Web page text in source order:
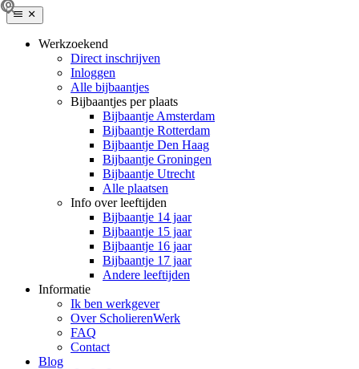
Werkzoekend
Direct inschrijven
Inloggen
Alle bijbaantjes
Bijbaantjes per plaats
Bijbaantje Amsterdam
Bijbaantje Rotterdam
Bijbaantje Den Haag
Bijbaantje Groningen
Bijbaantje Utrecht
Alle plaatsen
Info over leeftijden
Bijbaantje 14 jaar
Bijbaantje 15 jaar
Bijbaantje 16 jaar
Bijbaantje 17 jaar
Andere leeftijden
Informatie
Ik ben werkgever
Over ScholierenWerk
FAQ
Contact
Blog